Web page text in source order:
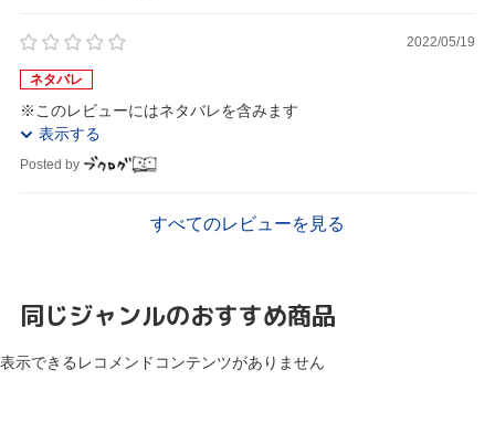
2022/05/19
ネタバレ
※このレビューにはネタバレを含みます
表示する
Posted by
すべてのレビューを見る
同じジャンルのおすすめ商品
表示できるレコメンドコンテンツがありません